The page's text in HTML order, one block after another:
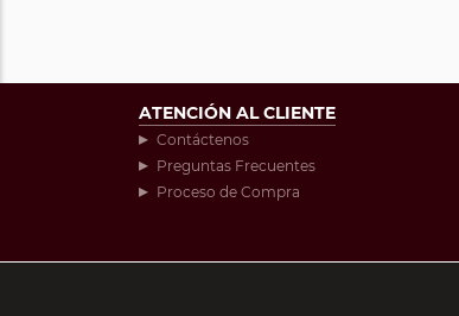
ATENCIÓN AL CLIENTE
Contáctenos
Preguntas Frecuentes
Proceso de Compra